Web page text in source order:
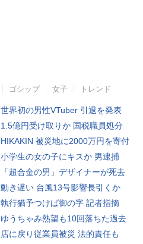
ゴシップ 女子 トレンド
世界初の男性VTuber 引退を発表
1.5億円受け取りか 国税職員処分
HIKAKIN 被災地に2000万円を寄付
小学生の女の子にキスか 男逮捕
「超合金の男」デザイナーが死去
動き遅い 台風13号影響長引くか
執行猶予つけば御の字 記者指摘
ゆうちゃみ熱望も10回落ちた過去
店に戻り従業員被災 法的責任も